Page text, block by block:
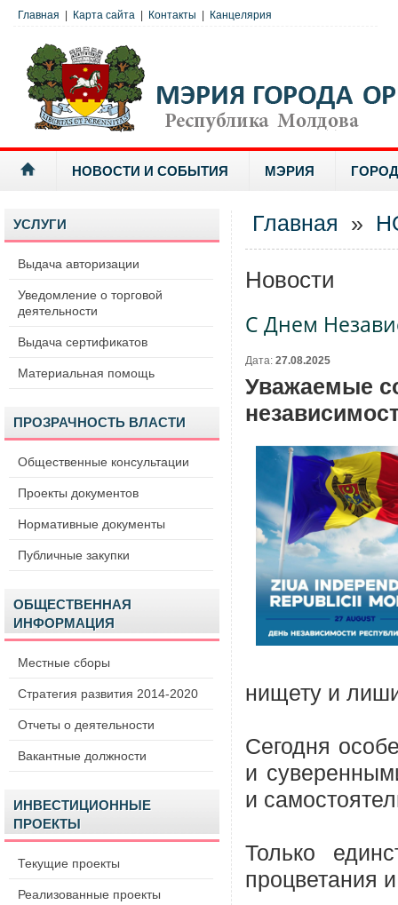
Главная Карта сайта Контакты Канцелярия
НОВОСТИ И СОБЫТИЯ МЭРИЯ
УСЛУГИ
Выдача авторизации
Уведомление о торговой
деятельности
Выдача сертификатов
Материальная помощь
ПРОЗРАЧНОСТЬ ВЛАСТИ
Общественные консультации
Проекты документов
Нормативные документы
Публичные закупки
ОБЩЕСТВЕННАЯ
ИНФОРМАЦИЯ
Местные сборы
Стратегия развития 2014-2020
Отчеты о деятельности
Вакантные должности
ИНВЕСТИЦИОННЫЕ
ПРОЕКТЫ
Текущие проекты
Реализованные проекты
Главная »
Новости
С Днем
Дата: 27.08.2025
Уважаемые
нищету и
Сегодня
и
и
Только
процветания